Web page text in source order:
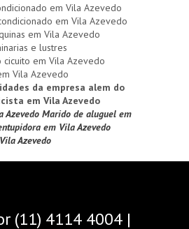
em Vila Azevedo
em Vila Azevedo
em Vila Azevedo
e lustres
em Vila Azevedo
Vila Azevedo
da empresa alem do
em Vila Azevedo
Azevedo Marido de aluguel em
em Vila Azevedo
Azevedo
(11) 4114 4004 |